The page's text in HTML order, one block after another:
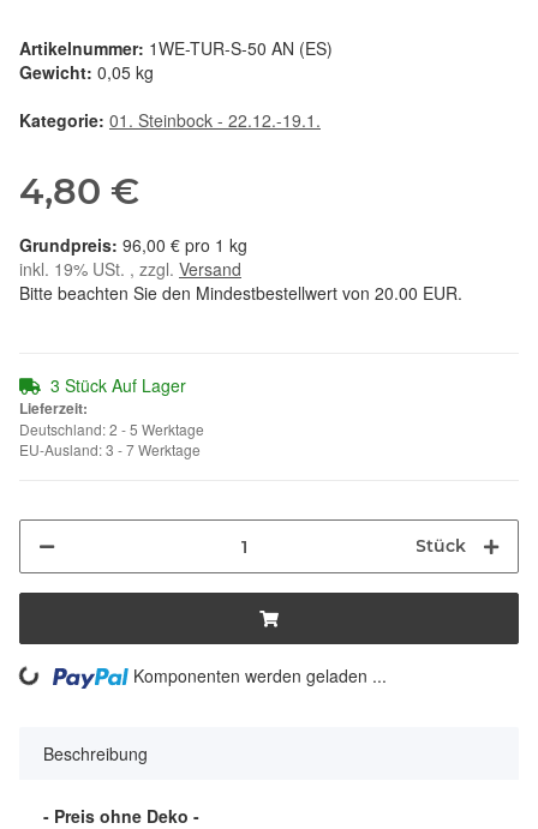
Artikelnummer: 1WE-TUR-S-50 AN (ES)
Gewicht: 0,05 kg
Kategorie: 01. Steinbock - 22.12.-19.1.
4,80 €
96,00 € pro 1 kg
inkl. 19% USt. , zzgl. Versand
Bitte beachten Sie den Mindestbestellwert von 20.00 EUR.
3 Stück Auf Lager
Lieferzeit:
Deutschland: 2 - 5 Werktage
EU-Ausland: 3 - 7 Werktage
Stück
Komponenten werden geladen ...
Beschreibung
- Preis ohne Deko -